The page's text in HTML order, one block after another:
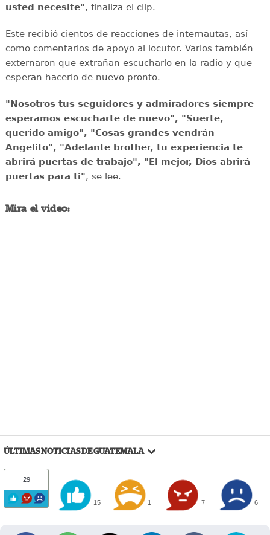
usted necesite", finaliza el clip.
Este recibió cientos de reacciones de internautas, así
como comentarios de apoyo al locutor. Varios también
externaron que extrañan escucharlo en la radio y que
esperan hacerlo de nuevo pronto.
"Nosotros tus seguidores y admiradores siempre
esperamos escucharte de nuevo", "Suerte,
querido amigo", "Cosas grandes vendrán
Angelito", "Adelante brother, tu experiencia te
abrirá puertas de trabajo", "El mejor, Dios abrirá
puertas para ti", se lee.
Mira el video:
ÚLTIMAS NOTICIAS DE GUATEMALA
29
15 1 7 6